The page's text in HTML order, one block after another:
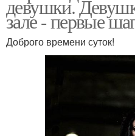
девушки.
зале - первые
Доброго времени суток!